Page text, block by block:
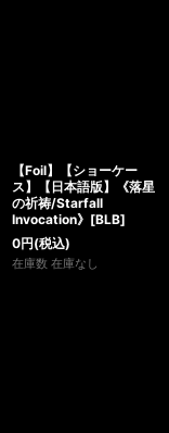
【Foil】【ショーケー
ス】【日本語版】《落星
の祈祷/Starfall
Invocation》[BLB]
0円(税込)
在庫数 在庫なし